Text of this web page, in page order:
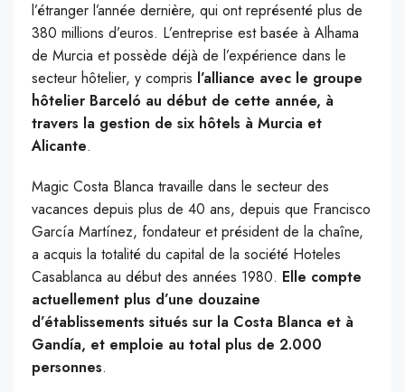
l’étranger l’année dernière, qui ont représenté plus de
380 millions d’euros. L’entreprise est basée à Alhama
de Murcia et possède déjà de l’expérience dans le
secteur hôtelier, y compris l’alliance avec le groupe
hôtelier Barceló au début de cette année, à
travers la gestion de six hôtels à Murcia et
Alicante.
Magic Costa Blanca travaille dans le secteur des
vacances depuis plus de 40 ans, depuis que Francisco
García Martínez, fondateur et président de la chaîne,
a acquis la totalité du capital de la société Hoteles
Casablanca au début des années 1980. Elle compte
actuellement plus d’une douzaine
d’établissements situés sur la Costa Blanca et à
Gandía, et emploie au total plus de 2.000
personnes.